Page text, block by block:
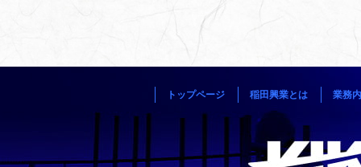
トップページ 稲田興業とは 業務